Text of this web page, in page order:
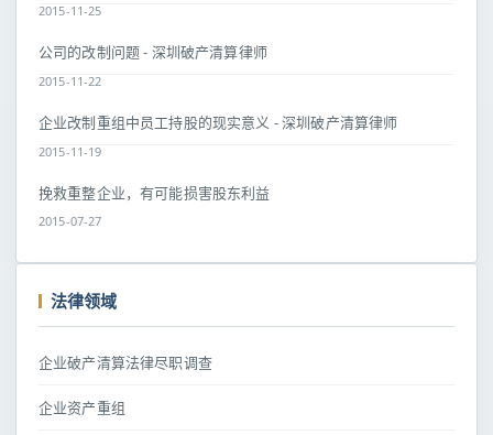
2015-11-25
公司的改制问题 - 深圳破产清算律师
2015-11-22
企业改制重组中员工持股的现实意义 - 深圳破产清算律师
2015-11-19
挽救重整企业，有可能损害股东利益
2015-07-27
法律领域
企业破产清算法律尽职调查
企业资产重组